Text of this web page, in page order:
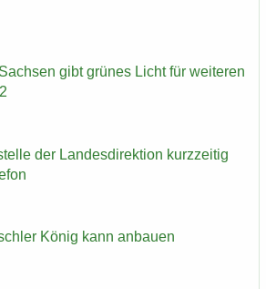
gibt grü­nes Licht für wei­te­ren
der Lan­des­di­rek­ti­on kurz­zei­tig
König kann an­bau­en